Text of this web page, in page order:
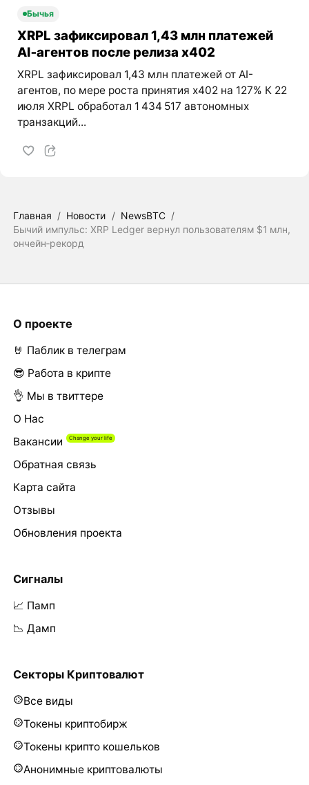
Бычья
XRPL зафиксировал 1,43 млн платежей
AI‑агентов после релиза x402
XRPL зафиксировал 1,43 млн платежей от AI-
агентов, по мере роста принятия x402 на 127% К 22
июля XRPL обработал 1 434 517 автономных
транзакций...
Главная / Новости / NewsBTC /
Бычий импульс: XRP Ledger вернул пользователям $1 млн,
ончейн‑рекорд
О проекте
🤘 Паблик в телеграм
😎 Работа в крипте
👌 Мы в твиттере
О Нас
Вакансии
Обратная связь
Карта сайта
Отзывы
Обновления проекта
Сигналы
📈 Памп
📉 Дамп
Секторы Криптовалют
Все виды
Токены криптобирж
Токены крипто кошельков
Анонимные криптовалюты